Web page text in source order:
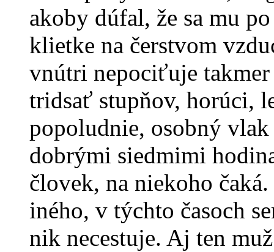
akoby dúfal, že sa mu
klietke na čerstvom
vnútri nepociťuje
tridsať stupňov, horúci,
popoludnie, osobný
dobrými siedmimi
človek, na niekoho
iného, v týchto časoch
nik necestuje. Aj ten